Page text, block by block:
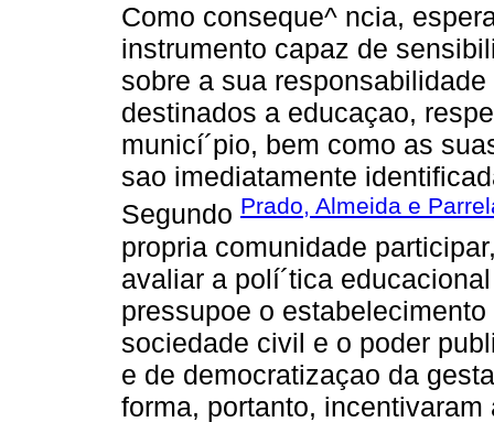
Como conseque^ ncia,
instrumento capaz de
sobre a sua
destinados a educaçao,
municí´pio, bem como as
sao imediatamente
Segundo Prado, Almeida e
propria comunidade
avaliar a polí´tica
pressupoe o
sociedade civil e o poder
e de democratizaçao da
forma, portanto,